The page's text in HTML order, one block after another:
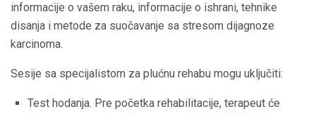
informacije o vašem raku, informacije o ishrani, tehnike
disanja i metode za suočavanje sa stresom dijagnoze
karcinoma.
Sesije sa specijalistom za plućnu rehabu mogu uključiti:
Test hodanja. Pre početka rehabilitacije, terapeut će